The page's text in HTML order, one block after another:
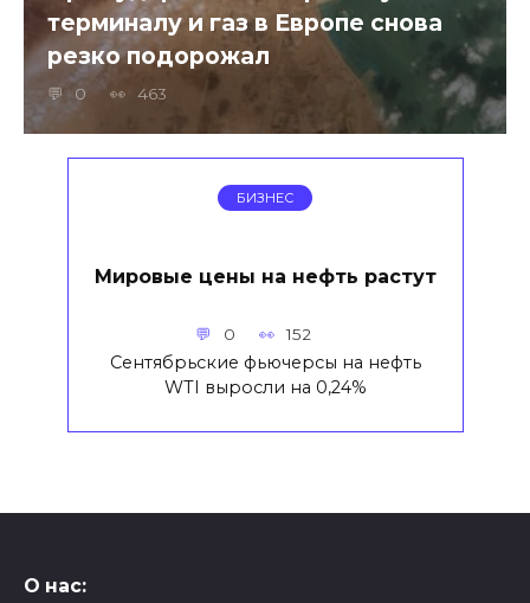
терминалу и газ в Европе снова
резко подорожал
0 463
БИЗНЕС
Мировые цены на нефть растут
0 152
Сентябрьские фьючерсы на нефть
WTI выросли на 0,24%
О нас: